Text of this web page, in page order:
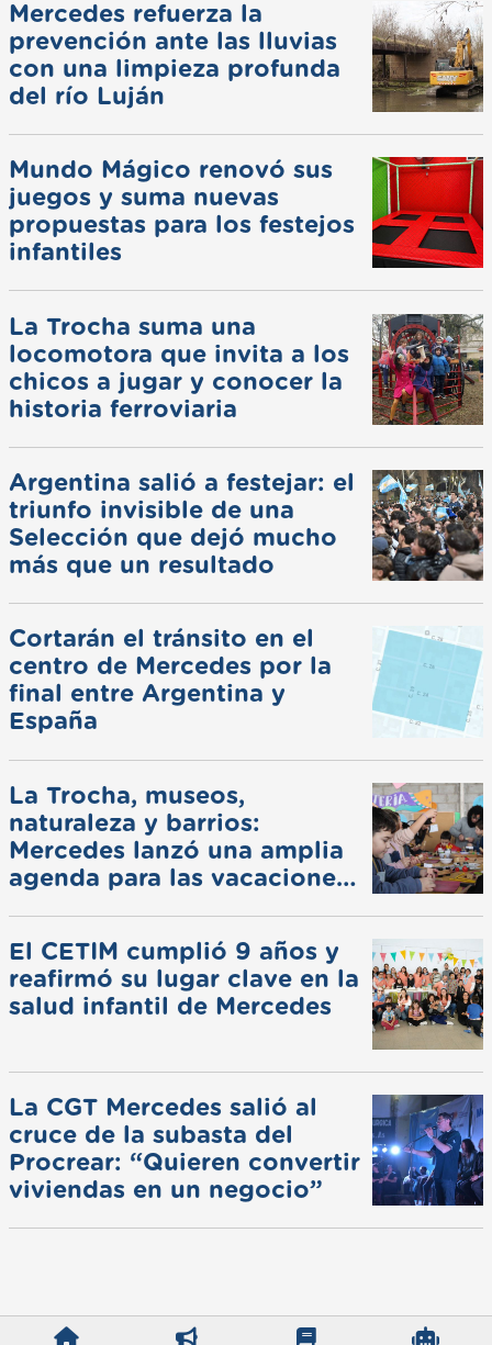
Mercedes refuerza la
prevención ante las lluvias
con una limpieza profunda
del río Luján
Mundo Mágico renovó sus
juegos y suma nuevas
propuestas para los festejos
infantiles
La Trocha suma una
locomotora que invita a los
chicos a jugar y conocer la
historia ferroviaria
Argentina salió a festejar: el
triunfo invisible de una
Selección que dejó mucho
más que un resultado
Cortarán el tránsito en el
centro de Mercedes por la
final entre Argentina y
España
La Trocha, museos,
naturaleza y barrios:
Mercedes lanzó una amplia
agenda para las vacaciones
El CETIM cumplió 9 años y
reafirmó su lugar clave en la
salud infantil de Mercedes
La CGT Mercedes salió al
cruce de la subasta del
Procrear: “Quieren convertir
viviendas en un negocio”